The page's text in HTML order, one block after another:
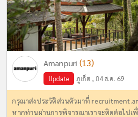
Amanpuri (13)
Update ภูเก็ต , 04 ส.ค. 69
กรุณาส่งประวัติส่วนตัวมาที่
หากท่านผ่านการพิจารณาเราจะติดต่อไป